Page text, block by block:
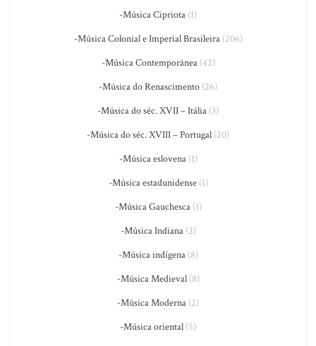
-Música Cipriota (1)
-Música Colonial e Imperial Brasileira(206)
-Música Contemporânea(42)
-Música do Renascimento (26)
-Música do séc. XVII – Itália (3)
-Música do séc. XVIII – Portugal (20)
-Música eslovena(1)
-Música estadunidense(1)
-Música Gauchesca(1)
-Música Indiana(2)
-Música indígena(8)
-Música Medieval(8)
-Música Moderna (2)
-Música oriental (5)